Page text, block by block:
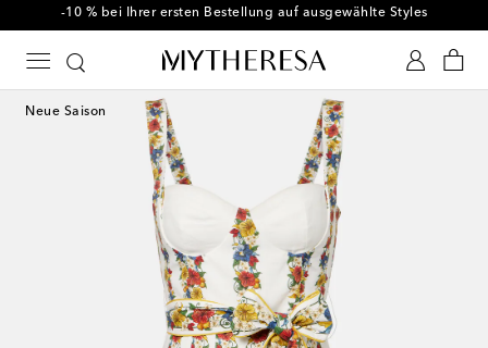
-10 % bei Ihrer ersten Bestellung auf ausgewählte Styles
Neue Saison